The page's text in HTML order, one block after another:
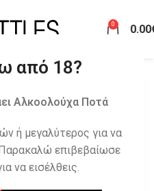
από 18?
Αλκοολούχα Ποτά
ή μεγαλύτερος για να
Παρακαλώ επιβεβαίωσε
να εισέλθεις.
0 0.00